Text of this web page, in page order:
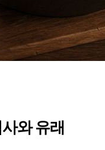
와 유래